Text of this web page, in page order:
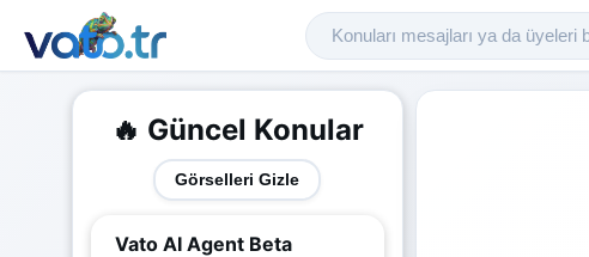
🔥 Güncel Konular
Görselleri Gizle
Vato AI Agent Beta